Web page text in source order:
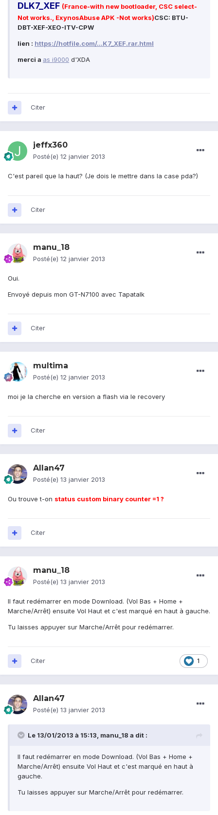
DLK7_XEF (France-with new bootloader, CSC select-
Not works., ExynosAbuse APK -Not works)CSC: BTU-
DBT-XEF-XEO-ITV-CPW
lien : https://hotfile.com/...K7_XEF.rar.html
merci a as i9000 d'XDA
Citer
jeffx360
Posté(e) 12 janvier 2013
C'est pareil que la haut? (Je dois le mettre dans la case pda?)
Citer
manu_18
Posté(e) 12 janvier 2013
Oui.
Envoyé depuis mon GT-N7100 avec Tapatalk
Citer
multima
Posté(e) 12 janvier 2013
moi je la cherche en version a flash via le recovery
Citer
Allan47
Posté(e) 13 janvier 2013
Ou trouve t-on status custom binary counter =1 ?
Citer
manu_18
Posté(e) 13 janvier 2013
Il faut redémarrer en mode Download. (Vol Bas + Home +
Marche/Arrêt) ensuite Vol Haut et c'est marqué en haut à gauche.
Tu laisses appuyer sur Marche/Arrêt pour redémarrer.
1
Citer
Allan47
Posté(e) 13 janvier 2013
Le 13/01/2013 à 15:13, manu_18 a dit :
Il faut redémarrer en mode Download. (Vol Bas + Home +
Marche/Arrêt) ensuite Vol Haut et c'est marqué en haut à
gauche.
Tu laisses appuyer sur Marche/Arrêt pour redémarrer.